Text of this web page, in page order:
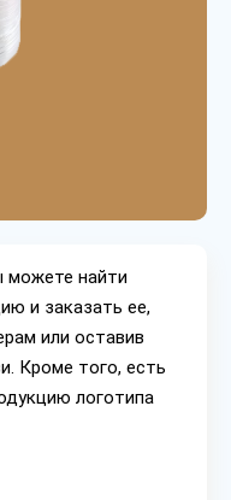
можете найти
и заказать ее,
или оставив
Кроме того, есть
логотипа